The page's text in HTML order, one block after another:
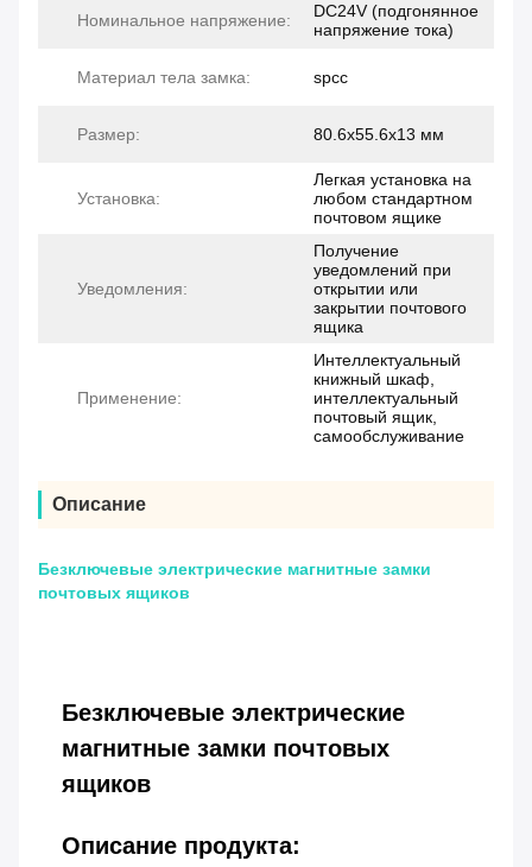
Номинальное напряжение:
DC24V (подгонянное
напряжение тока)
Материал тела замка: spcc
Размер: 80.6х55.6х13 мм
Установка:
Легкая установка на
любом стандартном
почтовом ящике
Уведомления:
Получение
уведомлений при
открытии или
закрытии почтового
ящика
Применение:
Интеллектуальный
книжный шкаф,
интеллектуальный
почтовый ящик,
самообслуживание
Описание
Безключевые электрические магнитные замки
почтовых ящиков
Безключевые электрические
магнитные замки почтовых
ящиков
Описание продукта: